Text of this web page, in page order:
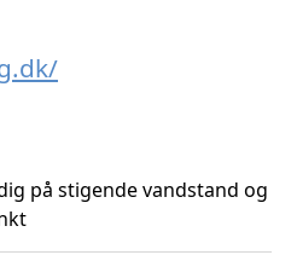
på stigende vandstand og